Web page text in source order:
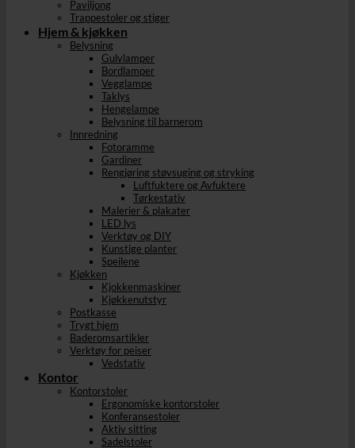
Paviljong
Trappestoler og stiger
Hjem & kjøkken
Belysning
Gulvlamper
Bordlamper
Vegglampe
Taklys
Hengelampe
Belysning til barnerom
Innredning
Fotoramme
Gardiner
Rengjøring støvsuging og stryking
Luftfuktere og Avfuktere
Tørkestativ
Malerier & plakater
LED lys
Verktøy og DIY
Kunstige planter
Speilene
Kjøkken
Kjokkenmaskiner
Kjøkkenutstyr
Postkasse
Trygt hjem
Baderomsartikler
Verktøy for peiser
Vedstativ
Kontor
Kontorstoler
Ergonomiske kontorstoler
Konferansestoler
Aktiv sitting
Sadelstoler